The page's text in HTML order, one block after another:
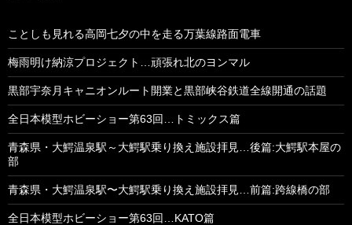
ことしも見れる高岡七夕の中を走る万葉線路面電車
梅雨明け納涼プロジェクト…頑張れ北のヨンマル
黒部宇奈月キャニオンルート開業と黒部峡谷鉄道全線開通の話題
全日本模型ホビーショー第63回…トミックス篇
青森県・大鰐温泉駅～大鰐駅乗り換え施設拝見…後篇:大鰐駅本屋の
部
青森県・大鰐温泉駅〜大鰐駅乗り換え施設拝見…前篇:跨線橋の部
全日本模型ホビーショー第63回…KATO篇